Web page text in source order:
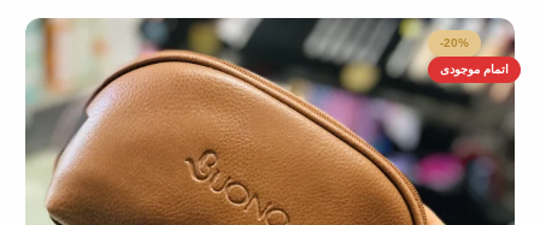
-20%
اتمام موجودی